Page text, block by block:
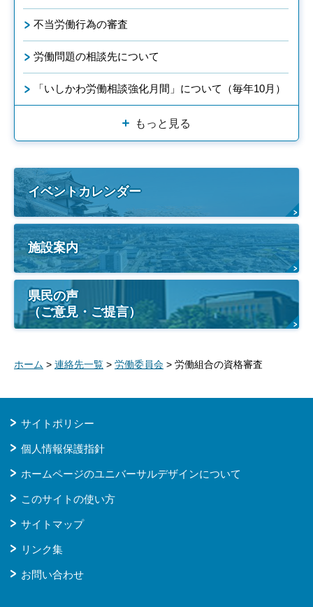
不当労働行為の審査
労働問題の相談先について
「いしかわ労働相談強化月間」について（毎年10月）
もっと見る
イベントカレンダー
施設案内
県民の声
（ご意見・ご提言）
ホーム > 連絡先一覧 > 労働委員会 > 労働組合の資格審査
サイトポリシー
個人情報保護指針
ホームページのユニバーサルデザインについて
このサイトの使い方
サイトマップ
リンク集
お問い合わせ